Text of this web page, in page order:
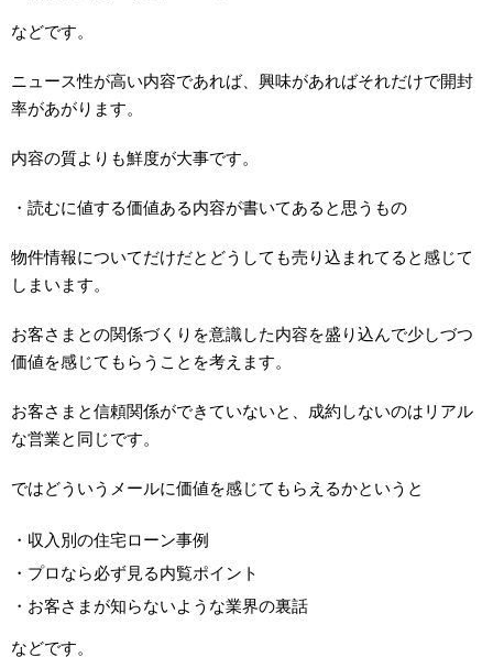
などです。
ニュース性が高い内容であれば、興味があればそれだけで開封
率があがります。
内容の質よりも鮮度が大事です。
・読むに値する価値ある内容が書いてあると思うもの
物件情報についてだけだとどうしても売り込まれてると感じて
しまいます。
お客さまとの関係づくりを意識した内容を盛り込んで少しづつ
価値を感じてもらうことを考えます。
お客さまと信頼関係ができていないと、成約しないのはリアル
な営業と同じです。
ではどういうメールに価値を感じてもらえるかというと
・収入別の住宅ローン事例
・プロなら必ず見る内覧ポイント
・お客さまが知らないような業界の裏話
などです。